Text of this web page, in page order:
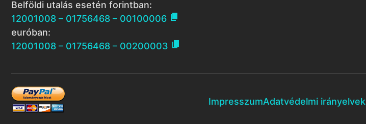
Belföldi utalás esetén forintban:
12001008 – 01756468 – 00100006 
euróban:
12001008 – 01756468 – 00200003 
ImpresszumAdatvédelmi irányelvek